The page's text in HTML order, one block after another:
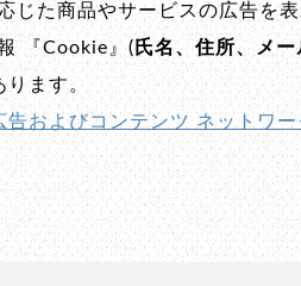
じた商品やサービスの広告を
『Cookie』(氏名、住所、メ
ります。
告およびコンテンツ ネットワ